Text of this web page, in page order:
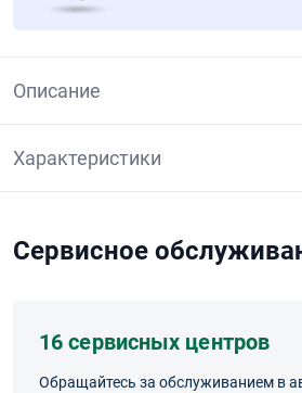
Описание
Характеристики
Сервисное
16 сервисных центров
Обращайтесь за обслуживанием в